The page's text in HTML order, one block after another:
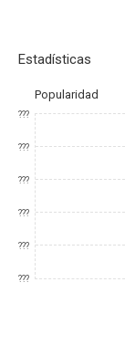
Estadísticas
Popularidad
???
???
???
???
???
???